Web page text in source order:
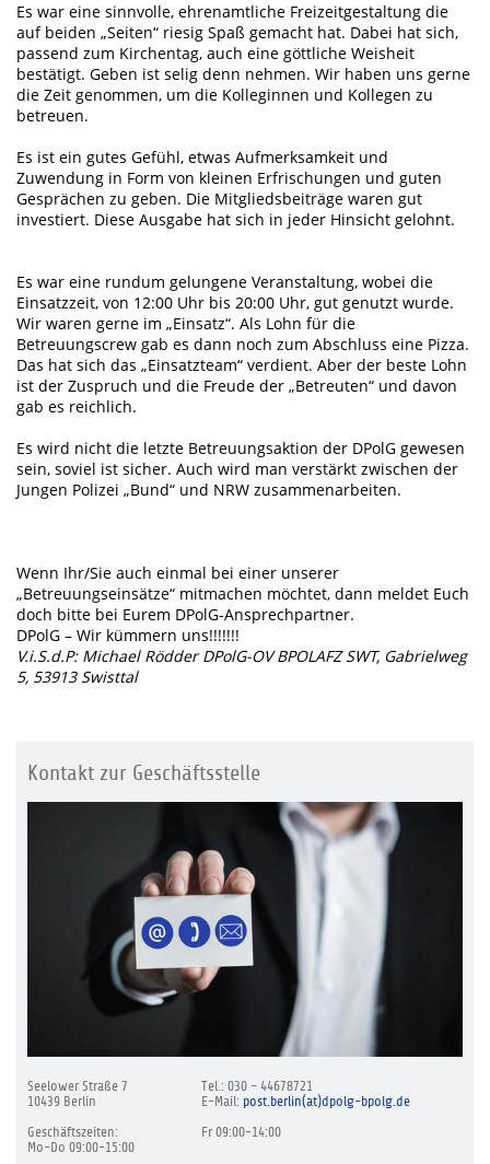
Es war eine sinnvolle, ehrenamtliche Freizeitgestaltung die
auf beiden „Seiten“ riesig Spaß gemacht hat. Dabei hat sich,
passend zum Kirchentag, auch eine göttliche Weisheit
bestätigt. Geben ist selig denn nehmen. Wir haben uns gerne
die Zeit genommen, um die Kolleginnen und Kollegen zu
betreuen.
Es ist ein gutes Gefühl, etwas Aufmerksamkeit und
Zuwendung in Form von kleinen Erfrischungen und guten
Gesprächen zu geben. Die Mitgliedsbeiträge waren gut
investiert. Diese Ausgabe hat sich in jeder Hinsicht gelohnt.
Es war eine rundum gelungene Veranstaltung, wobei die
Einsatzzeit, von 12:00 Uhr bis 20:00 Uhr, gut genutzt wurde.
Wir waren gerne im „Einsatz“. Als Lohn für die
Betreuungscrew gab es dann noch zum Abschluss eine Pizza.
Das hat sich das „Einsatzteam“ verdient. Aber der beste Lohn
ist der Zuspruch und die Freude der „Betreuten“ und davon
gab es reichlich.
Es wird nicht die letzte Betreuungsaktion der DPolG gewesen
sein, soviel ist sicher. Auch wird man verstärkt zwischen der
Jungen Polizei „Bund“ und NRW zusammenarbeiten.
Wenn Ihr/Sie auch einmal bei einer unserer
„Betreuungseinsätze“ mitmachen möchtet, dann meldet Euch
doch bitte bei Eurem DPolG-Ansprechpartner.
DPolG – Wir kümmern uns!!!!!!!
V.i.S.d.P: Michael Rödder DPolG-OV BPOLAFZ SWT, Gabrielweg
5, 53913 Swisttal
Kontakt zur Geschäftsstelle
Seelower Straße 7
10439 Berlin
Geschäftszeiten:
Mo-Do 09:00-15:00
Tel.: 030 - 44678721
E-Mail: post.berlin(at)dpolg-bpolg.de
Fr 09:00-14:00